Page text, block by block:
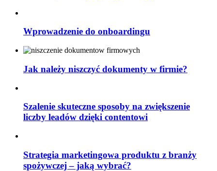
Wprowadzenie do onboardingu
Jak należy niszczyć dokumenty w firmie?
Szalenie skuteczne sposoby na zwiększenie
liczby leadów dzięki contentowi
Strategia marketingowa produktu z branży
spożywczej – jaką wybrać?